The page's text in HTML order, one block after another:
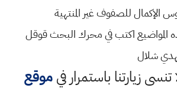
الإكمال للصفوف غير المنتهية
هذه المواضيع اكتب في محرك البحث قوقل
شلال
تنسى زيارتنا باستمرار فيموقع